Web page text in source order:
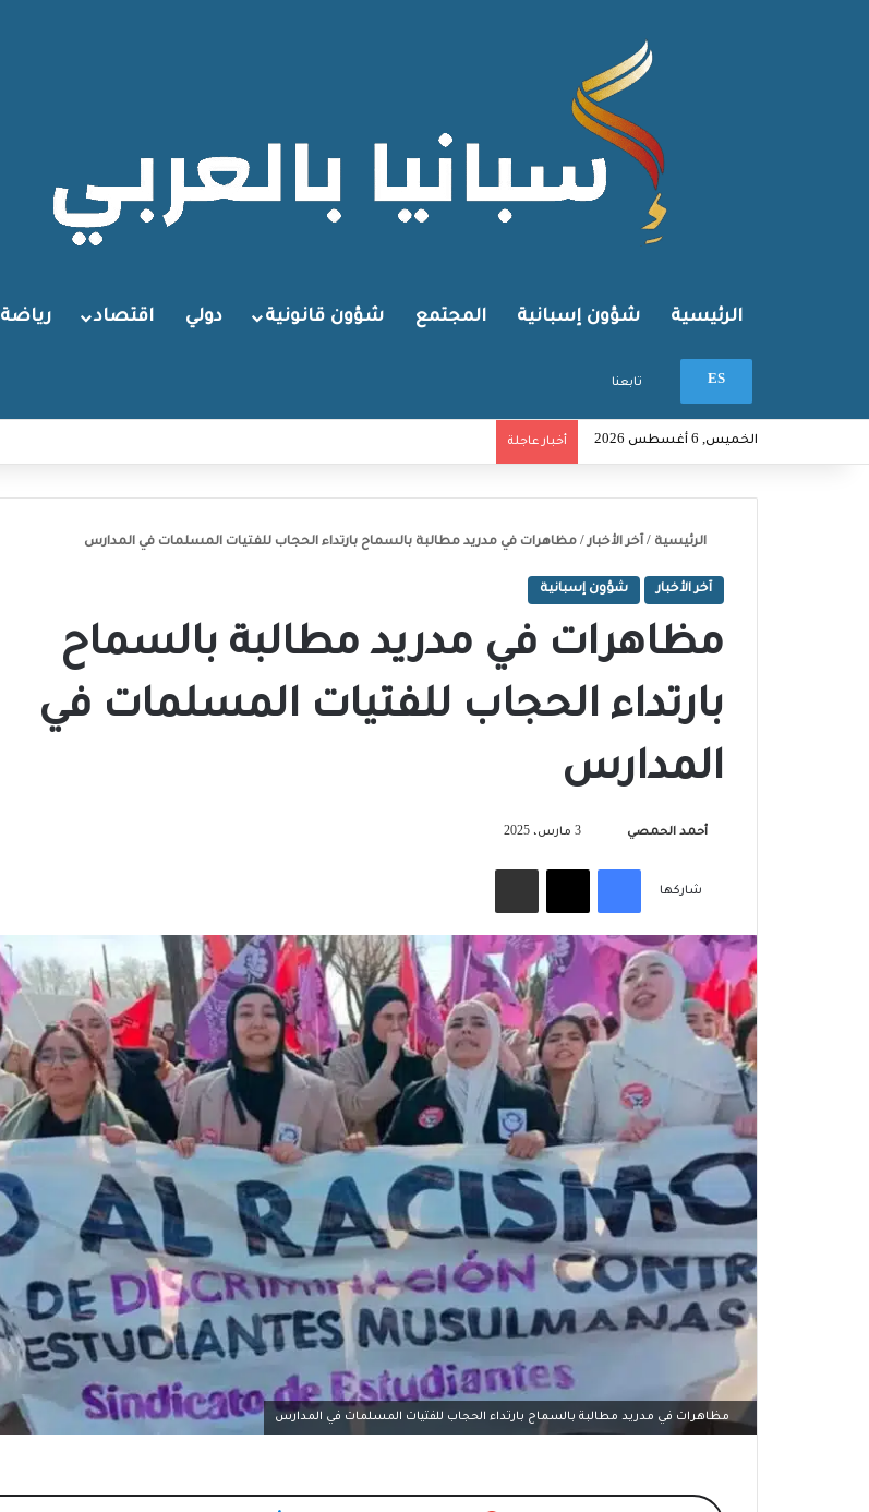
الرئيسية شؤون إسبانية المجتمع شؤون قانونية دولي اقتصاد رياضة
ES تابعنا
الخميس, 6 أغسطس 2026 أخبار عاجلة
الرئيسية / آخر الأخبار / مظاهرات في مدريد مطالبة بالسماح بارتداء الحجاب للفتيات المسلمات في المدارس
آخر الأخبار شؤون إسبانية
مظاهرات في مدريد مطالبة بالسماح
بارتداء الحجاب للفتيات المسلمات في
المدارس
أحمد الحمصي 3 مارس، 2025
شاركها
فيسبوك‫X مشاركة عبر البريد
مظاهرات في مدريد مطالبة بالسماح بارتداء الحجاب للفتيات المسلمات في المدارس